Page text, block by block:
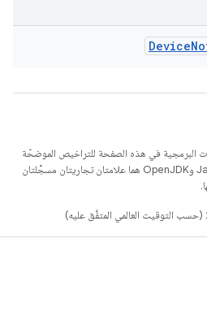
Device
البرمجية في هذه الصفحة للتراخيص الموضحّة
. إنّ Java وOpenJDK هما علامتان تجاريتان مسجَّلتان